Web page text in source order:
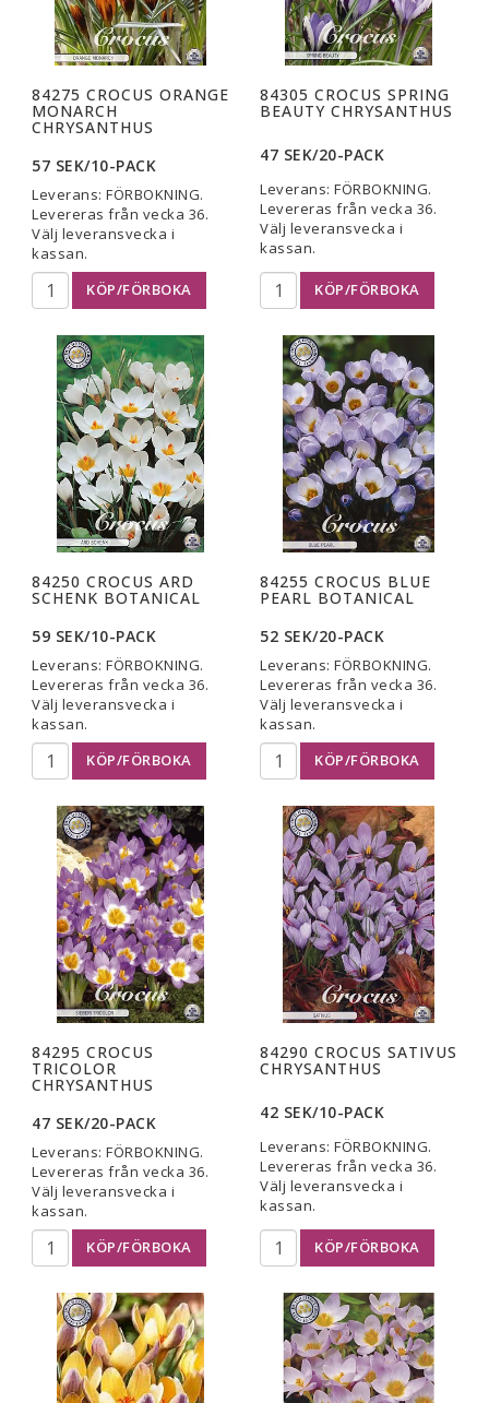
84275 CROCUS ORANGE
MONARCH
CHRYSANTHUS
57 SEK/10-PACK
Leverans: FÖRBOKNING.
Levereras från vecka 36.
Välj leveransvecka i
kassan.
KÖP/FÖRBOKA
84305 CROCUS SPRING
BEAUTY CHRYSANTHUS
47 SEK/20-PACK
Leverans: FÖRBOKNING.
Levereras från vecka 36.
Välj leveransvecka i
kassan.
KÖP/FÖRBOKA
84250 CROCUS ARD
SCHENK BOTANICAL
59 SEK/10-PACK
Leverans: FÖRBOKNING.
Levereras från vecka 36.
Välj leveransvecka i
kassan.
KÖP/FÖRBOKA
84255 CROCUS BLUE
PEARL BOTANICAL
52 SEK/20-PACK
Leverans: FÖRBOKNING.
Levereras från vecka 36.
Välj leveransvecka i
kassan.
KÖP/FÖRBOKA
84295 CROCUS
TRICOLOR
CHRYSANTHUS
47 SEK/20-PACK
Leverans: FÖRBOKNING.
Levereras från vecka 36.
Välj leveransvecka i
kassan.
KÖP/FÖRBOKA
84290 CROCUS SATIVUS
CHRYSANTHUS
42 SEK/10-PACK
Leverans: FÖRBOKNING.
Levereras från vecka 36.
Välj leveransvecka i
kassan.
KÖP/FÖRBOKA